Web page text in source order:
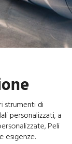
strumenti di
personalizzati, a
Peli
esigenze.